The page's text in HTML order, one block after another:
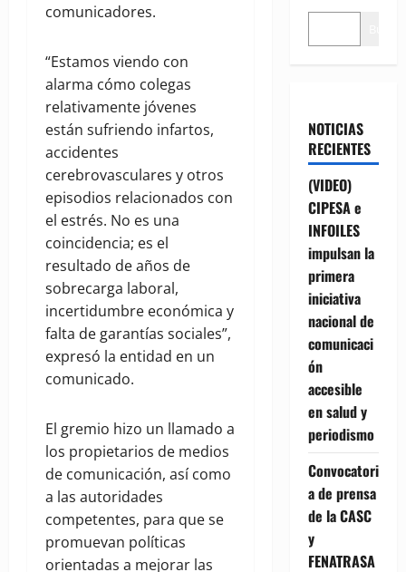
comunicadores.
“Estamos viendo con
alarma cómo colegas
relativamente jóvenes
están sufriendo infartos,
accidentes
cerebrovasculares y otros
episodios relacionados con
el estrés. No es una
coincidencia; es el
resultado de años de
sobrecarga laboral,
incertidumbre económica y
falta de garantías sociales”,
expresó la entidad en un
comunicado.
El gremio hizo un llamado a
los propietarios de medios
de comunicación, así como
a las autoridades
competentes, para que se
promuevan políticas
orientadas a mejorar las
NOTICIAS
RECIENTES
(VIDEO)
CIPESA e
INFOILES
impulsan la
primera
iniciativa
nacional de
comunicaci
ón
accesible
en salud y
periodismo
Convocatori
a de prensa
de la CASC
y
FENATRASA